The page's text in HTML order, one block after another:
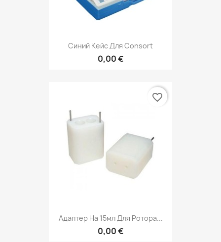
Синий Кейс Для Consort
0,00 €
Адаптер На 15мл Для Ротора...
0,00 €
favorite_border